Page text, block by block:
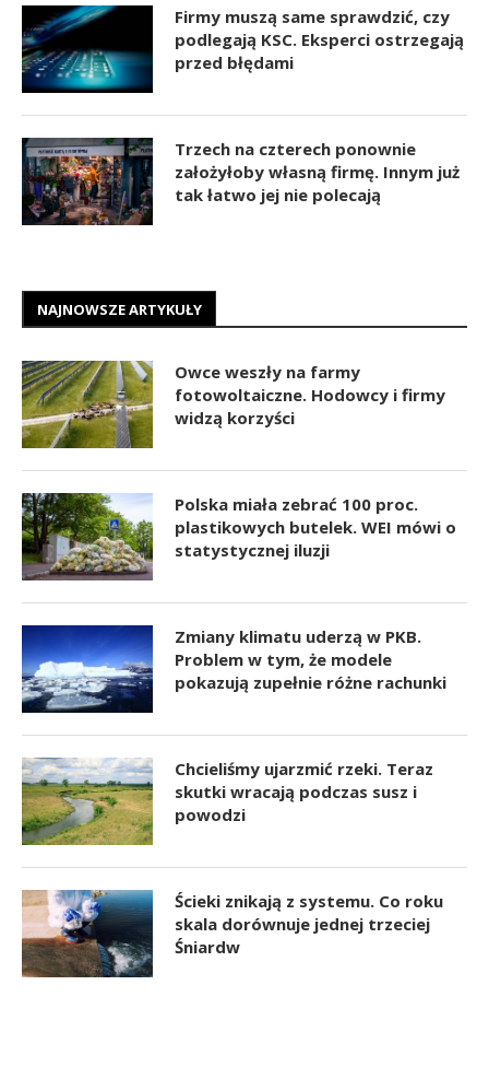
Firmy muszą same sprawdzić, czy
podlegają KSC. Eksperci ostrzegają
przed błędami
Trzech na czterech ponownie
założyłoby własną firmę. Innym już
tak łatwo jej nie polecają
NAJNOWSZE ARTYKUŁY
Owce weszły na farmy
fotowoltaiczne. Hodowcy i firmy
widzą korzyści
Polska miała zebrać 100 proc.
plastikowych butelek. WEI mówi o
statystycznej iluzji
Zmiany klimatu uderzą w PKB.
Problem w tym, że modele
pokazują zupełnie różne rachunki
Chcieliśmy ujarzmić rzeki. Teraz
skutki wracają podczas susz i
powodzi
Ścieki znikają z systemu. Co roku
skala dorównuje jednej trzeciej
Śniardw